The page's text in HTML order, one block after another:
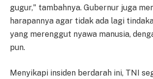
gugur," tambahnya. Gubernur juga
harapannya agar tidak ada lagi
yang merenggut nyawa manusia,
pun.
Menyikapi insiden berdarah ini, TNI